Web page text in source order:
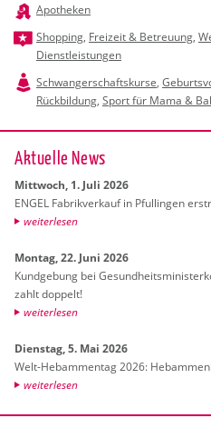
Apotheken
Shopping, Freizeit & Betreuung,
Dienstleistungen
Schwangerschaftskurse,
Rückbildung, Sport für Mama &
Ak­tu­el­le News
Mitt­woch, 1. Juli 2026
ENGEL Fa­brik­ver­kauf in Pful­lin­gen
wei­ter­le­sen
Mon­tag, 22. Juni 2026
Kund­ge­bung bei
zahlt dop­pelt!
wei­ter­le­sen
Diens­tag, 5. Mai 2026
Welt-Heb­am­men­tag 2026:
wei­ter­le­sen